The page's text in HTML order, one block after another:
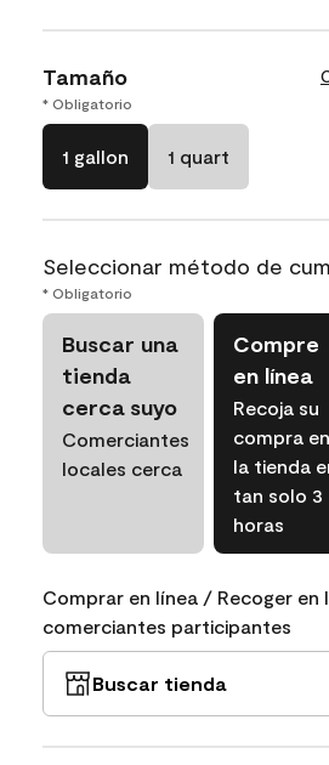
Tamaño
* Obligatorio
1 gallon 1 quart
Seleccionar método de
* Obligatorio
Buscar una
tienda
cerca suyo
Comerciantes
locales cerca
Compre
en línea
Recoja su
compra en
la tienda
tan solo 3
horas
Comprar en línea / Recoger en
comerciantes participantes
Buscar tienda